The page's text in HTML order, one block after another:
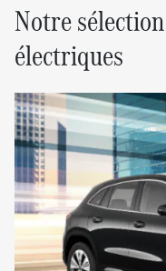
Notre
électriques